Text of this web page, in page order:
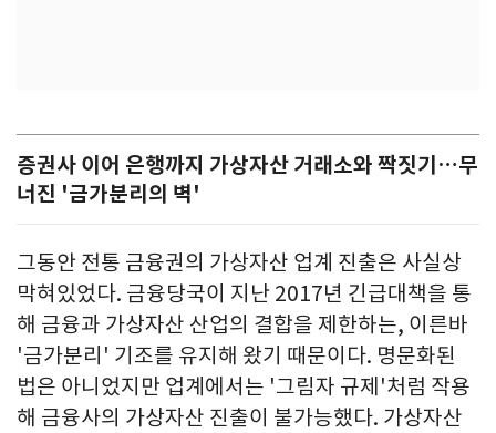
증권사 이어 은행까지 가상자산 거래소와 짝짓기…무
너진 '금가분리의 벽'
그동안 전통 금융권의 가상자산 업계 진출은 사실상
막혀있었다. 금융당국이 지난 2017년 긴급대책을 통
해 금융과 가상자산 산업의 결합을 제한하는, 이른바
'금가분리' 기조를 유지해 왔기 때문이다. 명문화된
법은 아니었지만 업계에서는 '그림자 규제'처럼 작용
해 금융사의 가상자산 진출이 불가능했다. 가상자산